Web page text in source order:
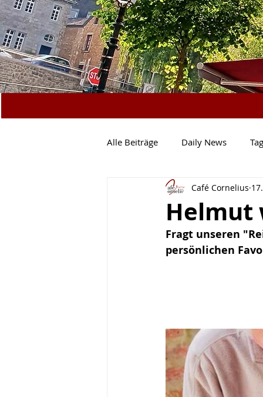
Alle Beiträge Daily News
Vegetarisch Salate & Co.
Mittagstisch Specials
Helmut
Café Cornelius
Fragt unseren
persönlichen